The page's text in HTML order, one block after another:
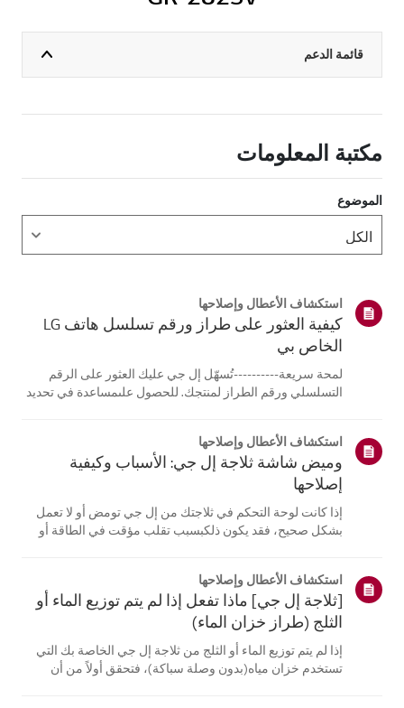
قائمة الدعم
مكتبة المعلومات
الموضوع
استكشاف الأعطال وإصلاحها
كيفية العثور على طراز ورقم تسلسل هاتف LG
الخاص بي
لمحة سريعة----------تُسهّل إل جي عليك العثور على الرقم
التسلسلي ورقم الطراز لمنتجك. للحصول علىمساعدة في تحديد
تختلف الصور أو ا...
استكشاف الأعطال وإصلاحها
وميض شاشة ثلاجة إل جي: الأسباب وكيفية
إصلاحها
إذا كانت لوحة التحكم في ثلاجتك من إل جي تومض أو لا تعمل
بشكل صحيح، فقد يكون ذلكبسبب تقلب مؤقت في الطاقة أو
الاتصال بدعم عم...
استكشاف الأعطال وإصلاحها
[ثلاجة إل جي] ماذا تفعل إذا لم يتم توزيع الماء أو
الثلج (طراز خزان الماء)
إذا لم يتم توزيع الماء أو الثلج من ثلاجة إل جي الخاصة بك التي
تستخدم خزان مياه(بدون وصلة سباكة)، فتحقق أولاً من أن